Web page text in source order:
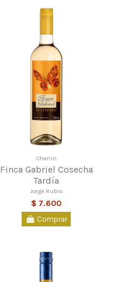
Chenin
Finca Gabriel Cosecha
Tardía
Jorge Rubio
$ 7.600
Comprar